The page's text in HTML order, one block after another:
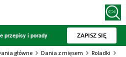
przepisy i porady ZAPISZ SIĘ
główne Dania z mięsem Roladki